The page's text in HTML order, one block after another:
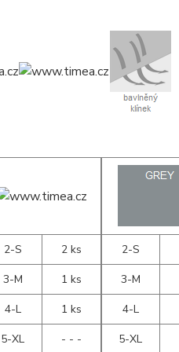
2-S
2 ks
3-M
1 ks
4-L
1 ks
5-XL
- - -
2-S
3-M
4-L
5-XL